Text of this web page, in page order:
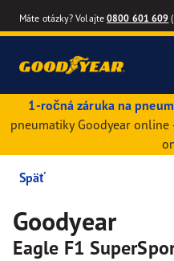
Máte otázky? Volajte0800 601 609
1-ročná záruka na
pneumatiky Goodyear
Späť
Goodyear
Eagle F1